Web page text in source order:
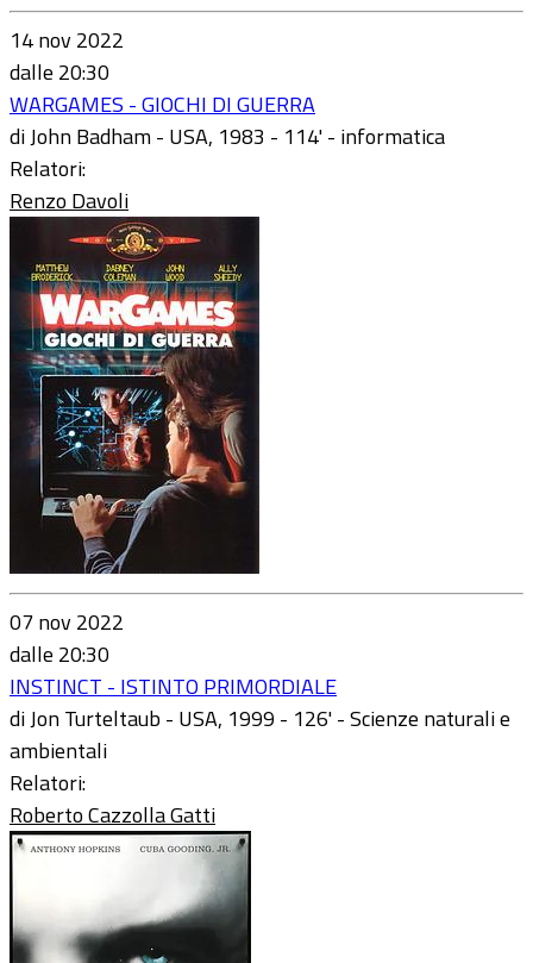
14 nov 2022
dalle 20:30
WARGAMES - GIOCHI DI GUERRA
di John Badham - USA, 1983 - 114' - informatica
Relatori:
Renzo Davoli
07 nov 2022
dalle 20:30
INSTINCT - ISTINTO PRIMORDIALE
di Jon Turteltaub - USA, 1999 - 126' - Scienze naturali e
ambientali
Relatori:
Roberto Cazzolla Gatti